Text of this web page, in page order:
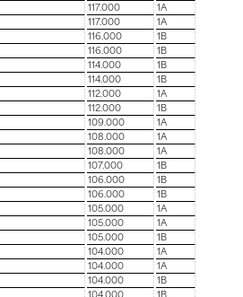
117.000
1A
117.000
1A
116.000
1B
116.000
1B
114.000
1B
114.000
1B
112.000
1A
112.000
1B
109.000
1A
108.000
1A
108.000
1A
107.000
1B
106.000
1B
106.000
1B
105.000
1A
105.000
1A
105.000
1B
104.000
1A
104.000
1A
104.000
1B